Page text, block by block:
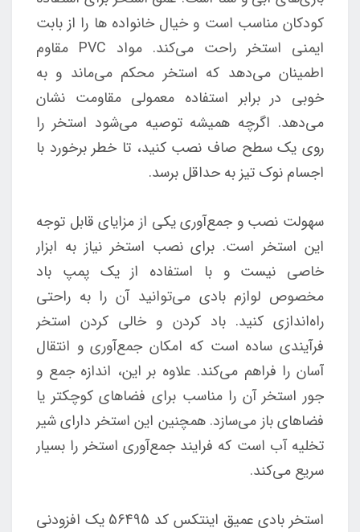
کودکان مناسب است و خیال خانواده ها را از بابت
ایمنی استخر راحت می‌کند. مواد PVC مقاوم
اطمینان می‌دهد که استخر محکم می‌ماند و به
خوبی در برابر استفاده معمولی مقاومت نشان
می‌دهد. اگرچه همیشه توصیه می‌شود استخر را
روی یک سطح صاف نصب کنید، تا خطر برخورد با
اجسام نوک تیز به حداقل برسد.
سهولت نصب و جمع‌آوری یکی از مزایای قابل توجه
این استخر است. برای نصب استخر نیاز به ابزار
خاصی نیست و با استفاده از یک پمپ باد
مخصوص لوازم بادی می‌توانید آن را به راحتی
راه‌اندازی کنید. باد کردن و خالی کردن استخر
فرآیندی ساده است که امکان جمع‌آوری و انتقال
آسان را فراهم می‌کند. علاوه بر این، اندازه جمع و
جور استخر آن را مناسب برای فضاهای کوچکتر یا
فضاهای باز می‌سازد. همچنین این استخر دارای شیر
تخلیه آب است که فرایند جمع‌آوری استخر را بسیار
سریع می‌کند.
استخر بادی عمیق اینتکس کد 56495 یک افزودنی